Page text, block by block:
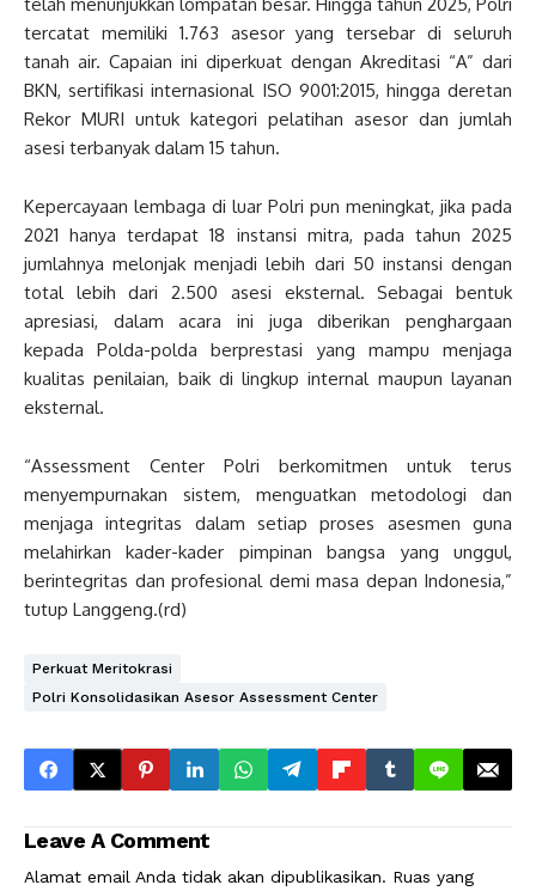
telah menunjukkan lompatan besar. Hingga tahun 2025, Polri
tercatat memiliki 1.763 asesor yang tersebar di seluruh
tanah air. Capaian ini diperkuat dengan Akreditasi “A” dari
BKN, sertifikasi internasional ISO 9001:2015, hingga deretan
Rekor MURI untuk kategori pelatihan asesor dan jumlah
asesi terbanyak dalam 15 tahun.
Kepercayaan lembaga di luar Polri pun meningkat, jika pada
2021 hanya terdapat 18 instansi mitra, pada tahun 2025
jumlahnya melonjak menjadi lebih dari 50 instansi dengan
total lebih dari 2.500 asesi eksternal. Sebagai bentuk
apresiasi, dalam acara ini juga diberikan penghargaan
kepada Polda-polda berprestasi yang mampu menjaga
kualitas penilaian, baik di lingkup internal maupun layanan
eksternal.
“Assessment Center Polri berkomitmen untuk terus
menyempurnakan sistem, menguatkan metodologi dan
menjaga integritas dalam setiap proses asesmen guna
melahirkan kader-kader pimpinan bangsa yang unggul,
berintegritas dan profesional demi masa depan Indonesia,”
tutup Langgeng.(rd)
Perkuat Meritokrasi
Polri Konsolidasikan Asesor Assessment Center
Leave A Comment
Alamat email Anda tidak akan dipublikasikan. Ruas yang